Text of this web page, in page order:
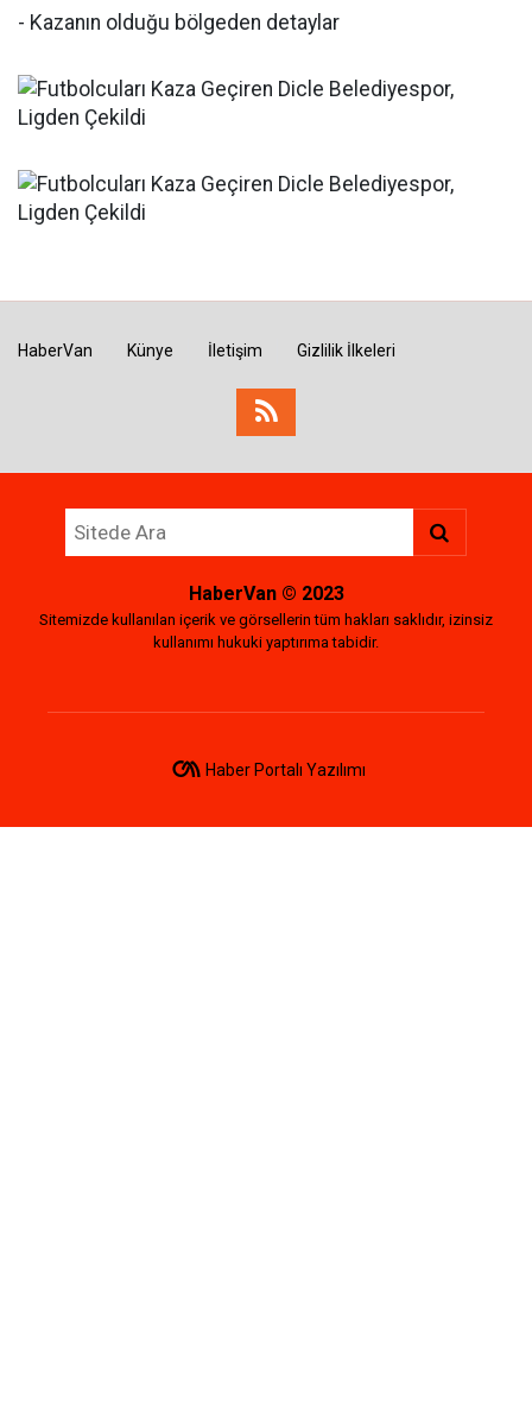
- Kazanın olduğu bölgeden detaylar
HaberVan Künye İletişim Gizlilik İlkeleri
HaberVan© 2023
Sitemizde kullanılan içerik ve görsellerin tüm hakları saklıdır, izinsiz
kullanımı hukuki yaptırıma tabidir.
Haber Portalı Yazılımı